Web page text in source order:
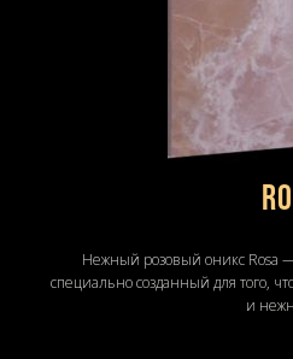
Нежный розовый оникс Rosa
специально созданный для того,
и